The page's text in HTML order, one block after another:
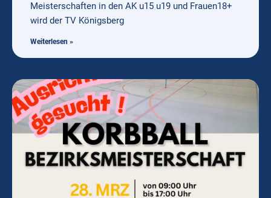
Meisterschaften in den AK u15 u19 und Frauen18+
wird der TV Königsberg
Weiterlesen »